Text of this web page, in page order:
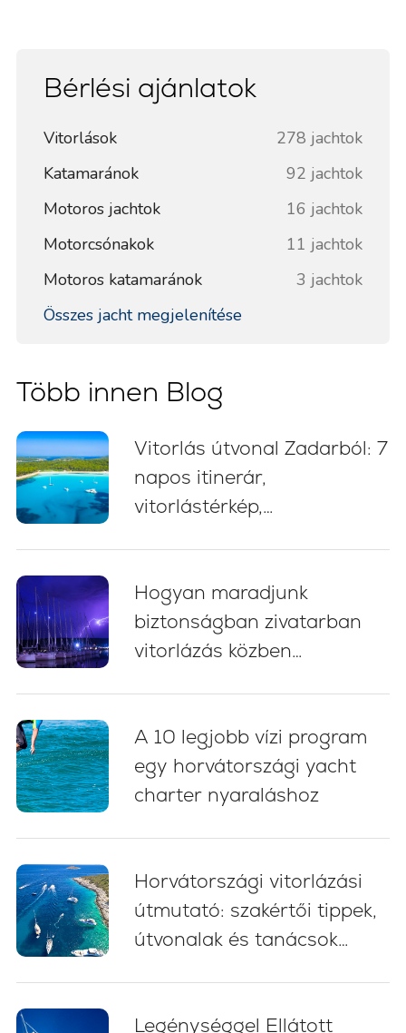
Bérlési ajánlatok
Vitorlások
278 jachtok
Katamaránok
92 jachtok
Motoros jachtok
16 jachtok
Motorcsónakok
11 jachtok
Motoros katamaránok
3 jachtok
Összes jacht megjelenítése
Több innen Blog
Vitorlás útvonal Zadarból: 7
napos itinerár,
vitorlástérkép,
Hogyan maradjunk
biztonságban zivatarban
vitorlázás közben
A 10 legjobb vízi program
egy horvátországi yacht
charter nyaraláshoz
Horvátországi vitorlázási
útmutató: szakértői tippek,
útvonalak és tanácsok
Legénységgel Ellátott